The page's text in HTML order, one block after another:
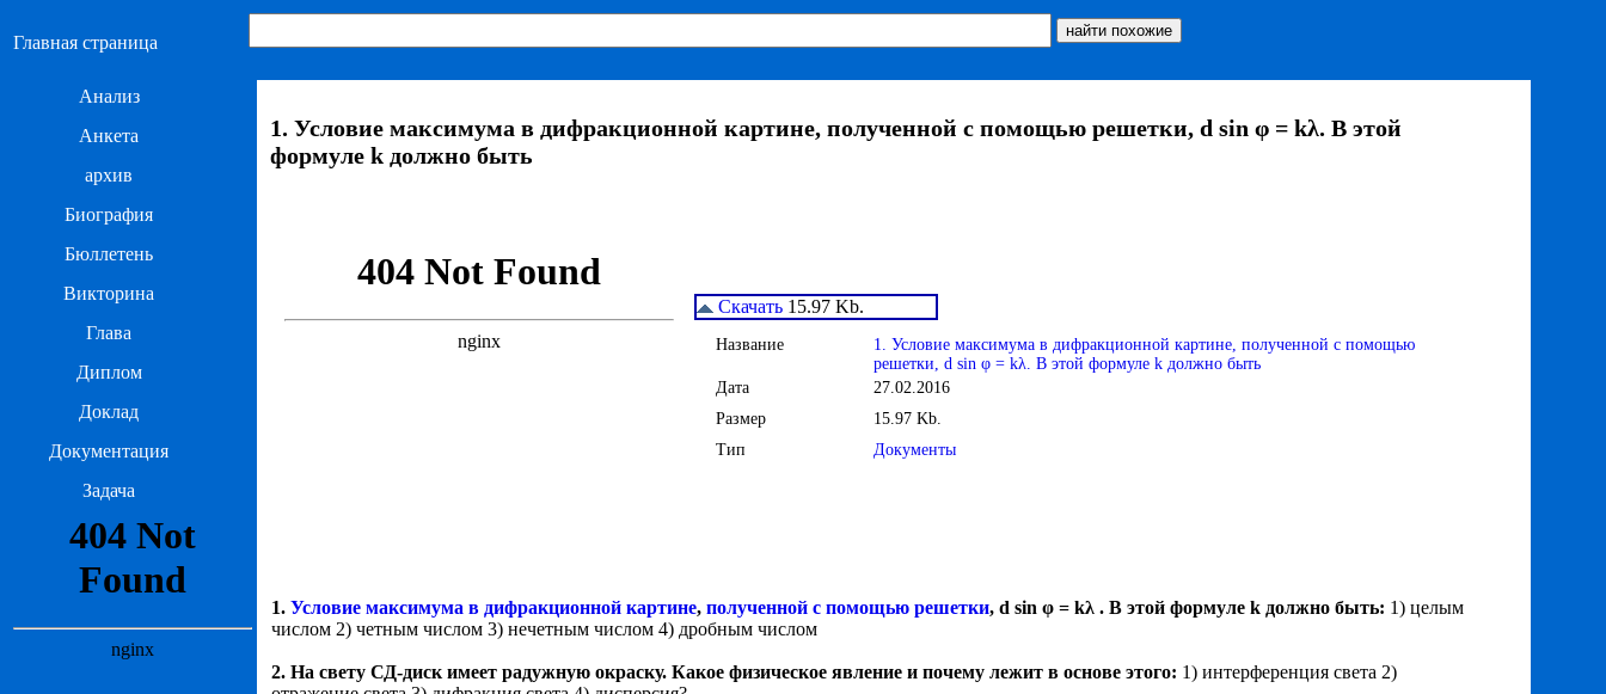
Главная страница
Анализ
Анкета
архив
Биография
Бюллетень
Викторина
Глава
Диплом
Доклад
Документация
Задача
1. Условие максимума в дифракционной картине, полученной с помощью решетки, d sin φ = kλ. В этой
формуле k должно быть
Скачать 15.97 Kb.
Название
1. Условие максимума в дифракционной картине, полученной с помощью
решетки, d sin φ = kλ. В этой формуле k должно быть
Дата
27.02.2016
Размер
15.97 Kb.
Тип
Документы
1. Условие максимума в дифракционной картине, полученной с помощью решетки, d sin φ = kλ . В этой формуле k должно быть: 1) целым
числом 2) четным числом 3) нечетным числом 4) дробным числом
2. На свету СД-диск имеет радужную окраску. Какое физическое явление и почему лежит в основе этого: 1) интерференция света 2)